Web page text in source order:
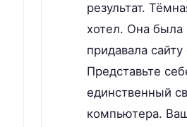
результат.
хотел. Она была
придавала
Представьте
единственный
компьютера.